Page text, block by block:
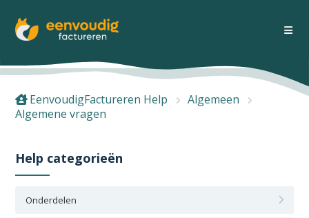
EenvoudigFactureren Help
Algemeen
Algemene vragen
Help categorieën
Onderdelen